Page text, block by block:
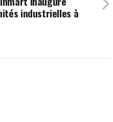
industrielles à